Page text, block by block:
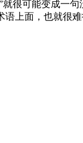
很可能变成一
上面，也就很